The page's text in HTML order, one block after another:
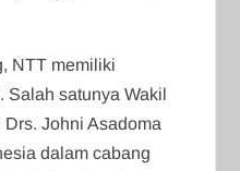
NTT memiliki
Salah satunya Wakil
Johni Asadoma
dalam cabang